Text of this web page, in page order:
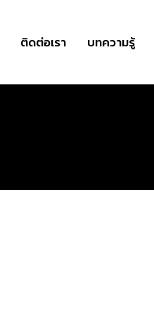
ติดต่อเรา บทความรู้